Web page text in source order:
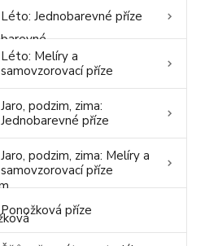
Léto: Jednobarevné příze
Léto: Melíry a
samovzorovací příze
Jaro, podzim, zima:
Jednobarevné příze
Jaro, podzim, zima: Melíry a
samovzorovací příze
Ponožková příze